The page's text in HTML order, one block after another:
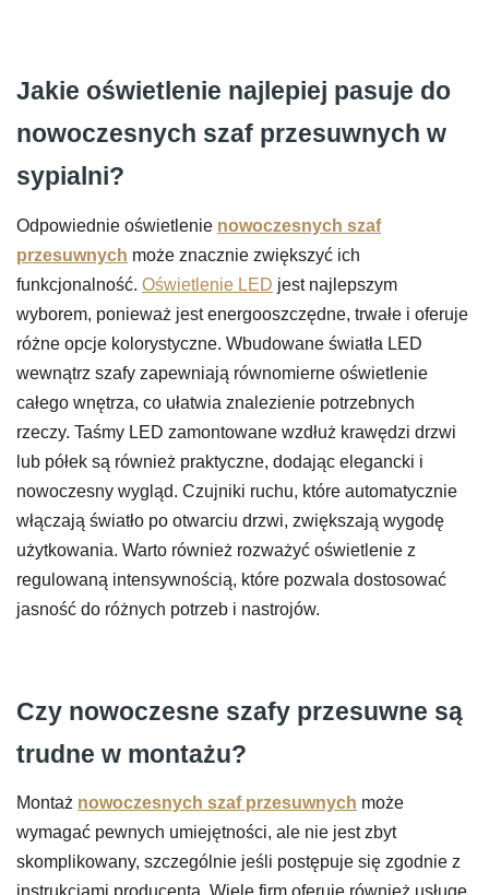
Jakie oświetlenie najlepiej pasuje do
nowoczesnych szaf przesuwnych w
sypialni?
Odpowiednie oświetlenie nowoczesnych szaf
przesuwnych może znacznie zwiększyć ich
funkcjonalność. Oświetlenie LED jest najlepszym
wyborem, ponieważ jest energooszczędne, trwałe i oferuje
różne opcje kolorystyczne. Wbudowane światła LED
wewnątrz szafy zapewniają równomierne oświetlenie
całego wnętrza, co ułatwia znalezienie potrzebnych
rzeczy. Taśmy LED zamontowane wzdłuż krawędzi drzwi
lub półek są również praktyczne, dodając elegancki i
nowoczesny wygląd. Czujniki ruchu, które automatycznie
włączają światło po otwarciu drzwi, zwiększają wygodę
użytkowania. Warto również rozważyć oświetlenie z
regulowaną intensywnością, które pozwala dostosować
jasność do różnych potrzeb i nastrojów.
Czy nowoczesne szafy przesuwne są
trudne w montażu?
Montaż nowoczesnych szaf przesuwnych może
wymagać pewnych umiejętności, ale nie jest zbyt
skomplikowany, szczególnie jeśli postępuje się zgodnie z
instrukcjami producenta. Wiele firm oferuje również usługę